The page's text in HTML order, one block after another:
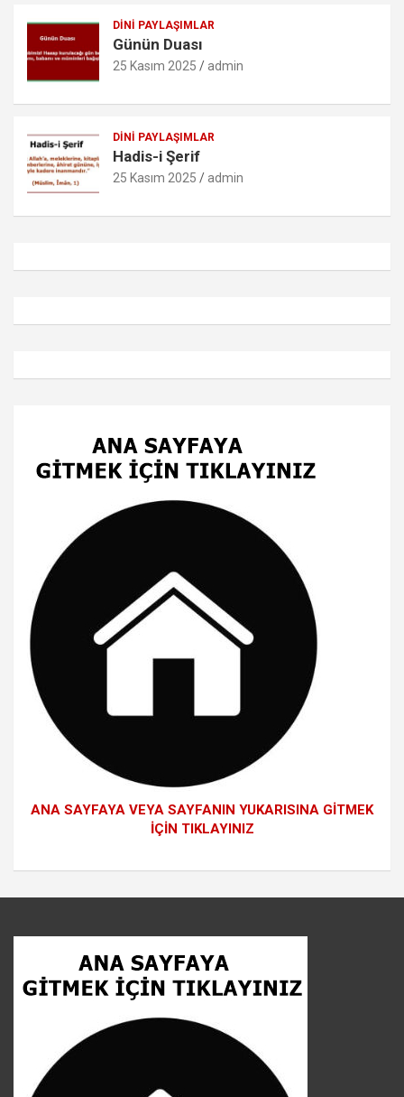
DINI PAYLAŞIMLAR
Günün Duası
25 Kasım 2025 admin
DINI PAYLAŞIMLAR
Hadis-i Şerif
25 Kasım 2025 admin
ANA SAYFAYA VEYA SAYFANIN YUKARISINA GİTMEK
İÇİN TIKLAYINIZ